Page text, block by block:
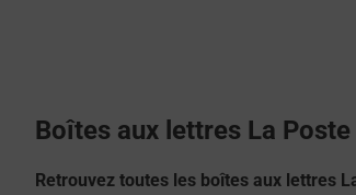
Boîtes aux lettres La
Retrouvez toutes les boîtes aux lettres